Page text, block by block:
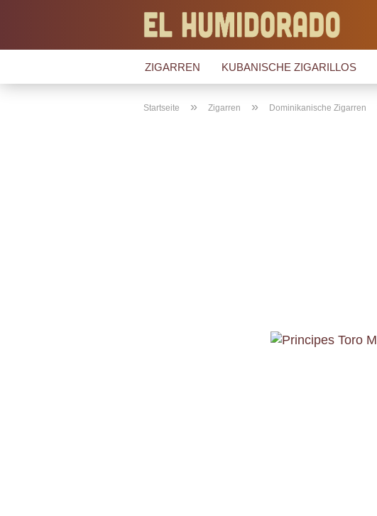
ZIGARREN KUBANISCHE ZIGARILLOS
Startseite » Zigarren » Dominikanische Zigarren